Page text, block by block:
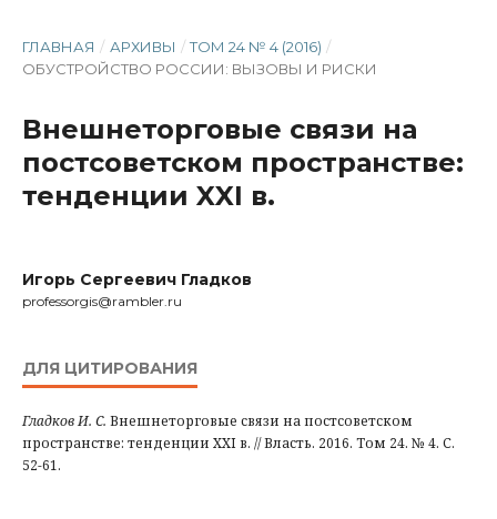
ГЛАВНАЯ / АРХИВЫ / ТОМ 24 № 4 (2016) /
ОБУСТРОЙСТВО РОССИИ: ВЫЗОВЫ И РИСКИ
Внешнеторговые связи на
постсоветском пространстве:
тенденции XXI в.
Игорь Сергеевич Гладков
professorgis@rambler.ru
ДЛЯ ЦИТИРОВАНИЯ
Гладков И. С. Внешнеторговые связи на постсоветском
пространстве: тенденции XXI в. // Власть. 2016. Том 24. № 4. С.
52-61.